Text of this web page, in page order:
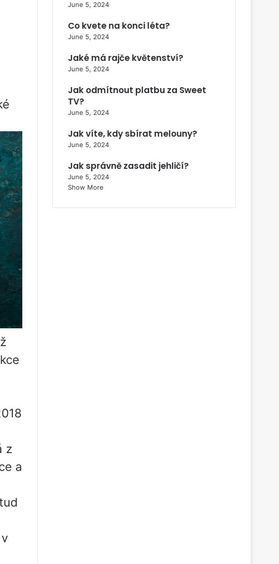
z
a
June 5, 2024
Co kvete na konci léta?
June 5, 2024
Jaké má rajče květenství?
June 5, 2024
Jak odmítnout platbu za Sweet
TV?
June 5, 2024
Jak víte, kdy sbírat melouny?
June 5, 2024
Jak správně zasadit jehličí?
June 5, 2024
Show More